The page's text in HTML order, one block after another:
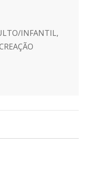
INFANTIL,